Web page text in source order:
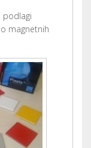
podlagi
magnetnih